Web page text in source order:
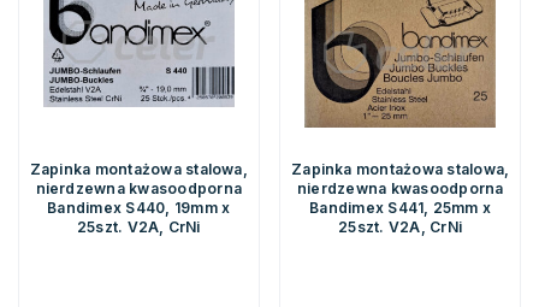
Zapinka montażowa stalowa,
nierdzewna kwasoodporna
Bandimex S440, 19mm x
25szt. V2A, CrNi
Zapinka montażowa stalowa,
nierdzewna kwasoodporna
Bandimex S441, 25mm x
25szt. V2A, CrNi